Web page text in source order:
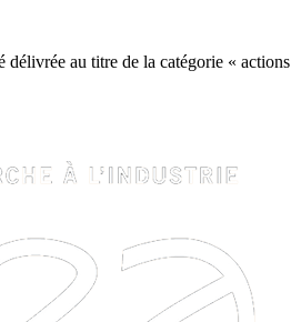
délivrée au titre de la catégorie « actions